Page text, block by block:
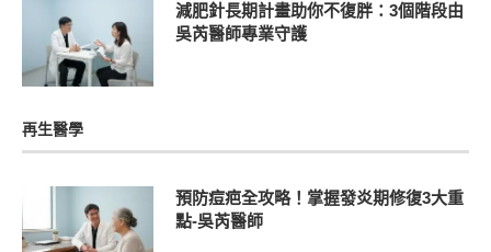
減肥針長期計畫助你不復胖：3個階段由
吳芮醫師專業守護
再生醫學
預防痘疤全攻略！掌握發炎期修復3大重
點-吳芮醫師